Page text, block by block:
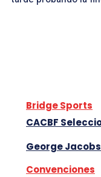
Bridge Sports
CACBF
George
Convenciones